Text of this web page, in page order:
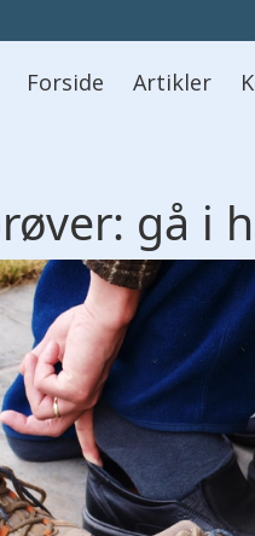
Forside Artikler
gå i